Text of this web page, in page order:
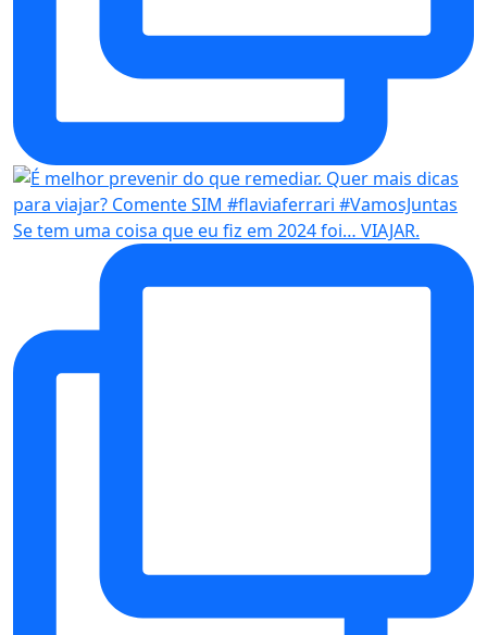
Se tem uma coisa que eu fiz em 2024 foi… VIAJAR.